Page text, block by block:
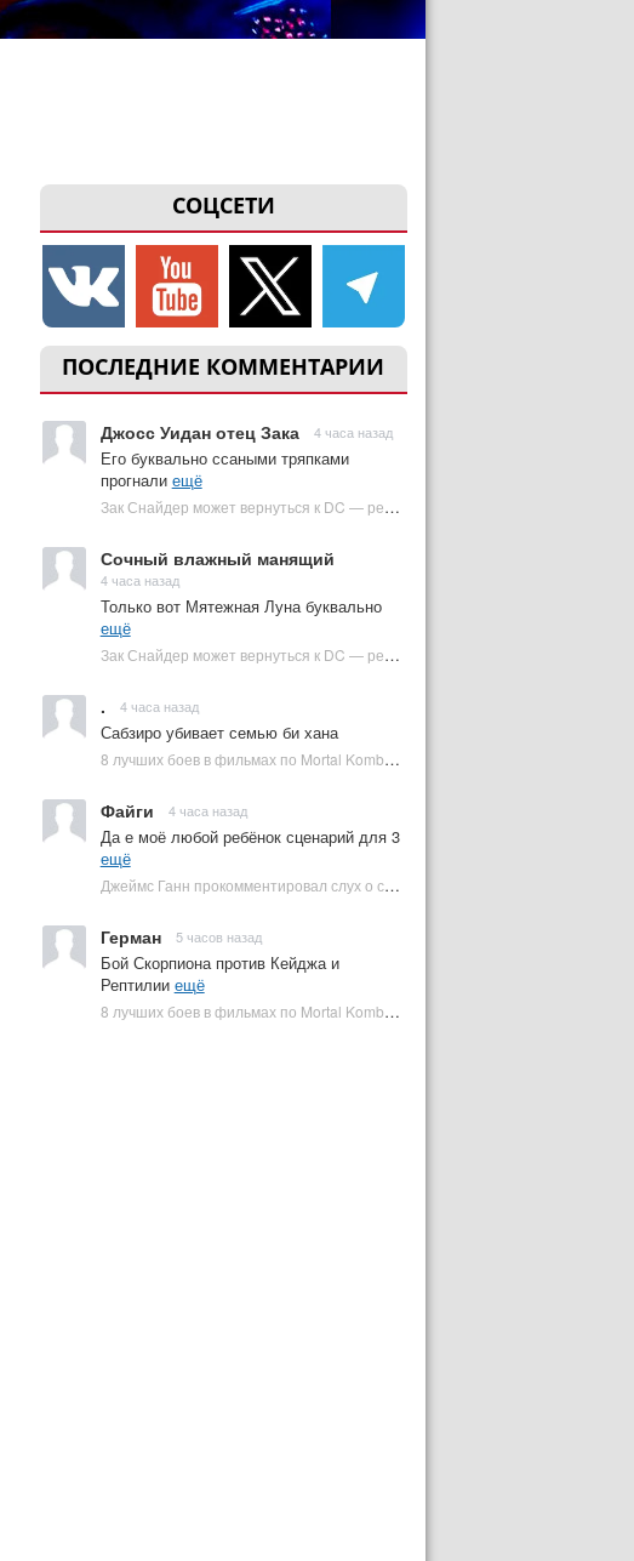
СОЦСЕТИ
ПОСЛЕДНИЕ КОММЕНТАРИИ
Джосс Уидан отец Зака 4 часа назад
Его буквально ссаными тряпками
прогнали ещё
Зак Снайдер может вернуться к DC — режиссер общался с Warner Bros. (фото) | Plugged In Ru
Сочный влажный манящий
4 часа назад
Только вот Мятежная Луна буквально
ещё
Зак Снайдер может вернуться к DC — режиссер общался с Warner Bros. (фото) | Plugged In Ru
. 4 часа назад
Сабзиро убивает семью би хана
8 лучших боев в фильмах по Mortal Kombat: от «Смертельной битвы» до «Мортал Комбат 2» | Plugged In Ru
Файги 4 часа назад
Да е моё любой ребёнок сценарий для 3
ещё
Джеймс Ганн прокомментировал слух о съемках «Бэтмена 3» | Plugged In Ru
Герман 5 часов назад
Бой Скорпиона против Кейджа и
Рептилии ещё
8 лучших боев в фильмах по Mortal Kombat: от «Смертельной битвы» до «Мортал Комбат 2» | Plugged In Ru